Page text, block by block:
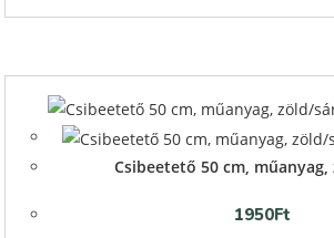
Csibeetető 50 cm, műanyag,
1950Ft